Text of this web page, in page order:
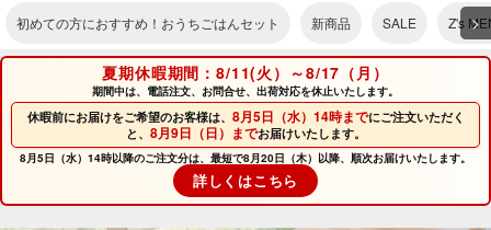
初めての方におすすめ！おうちごはんセット 新商品 SALE Z's >
夏期休暇期間：8/11(火）～8/17（月）
期間中は、電話注文、お問合せ、出荷対応を休止いたします。
休暇前にお届けをご希望のお客様は、 8月5日（水）14時までにご注文いただく
と、 8月9日（日）までお届けいたします。
8月5日（水）14時以降のご注文分は、最短で8月20日（木）以降、順次お届けいたします。
詳しくはこちら